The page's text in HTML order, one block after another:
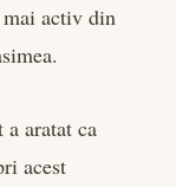
mai activ din
a aratat ca
acest